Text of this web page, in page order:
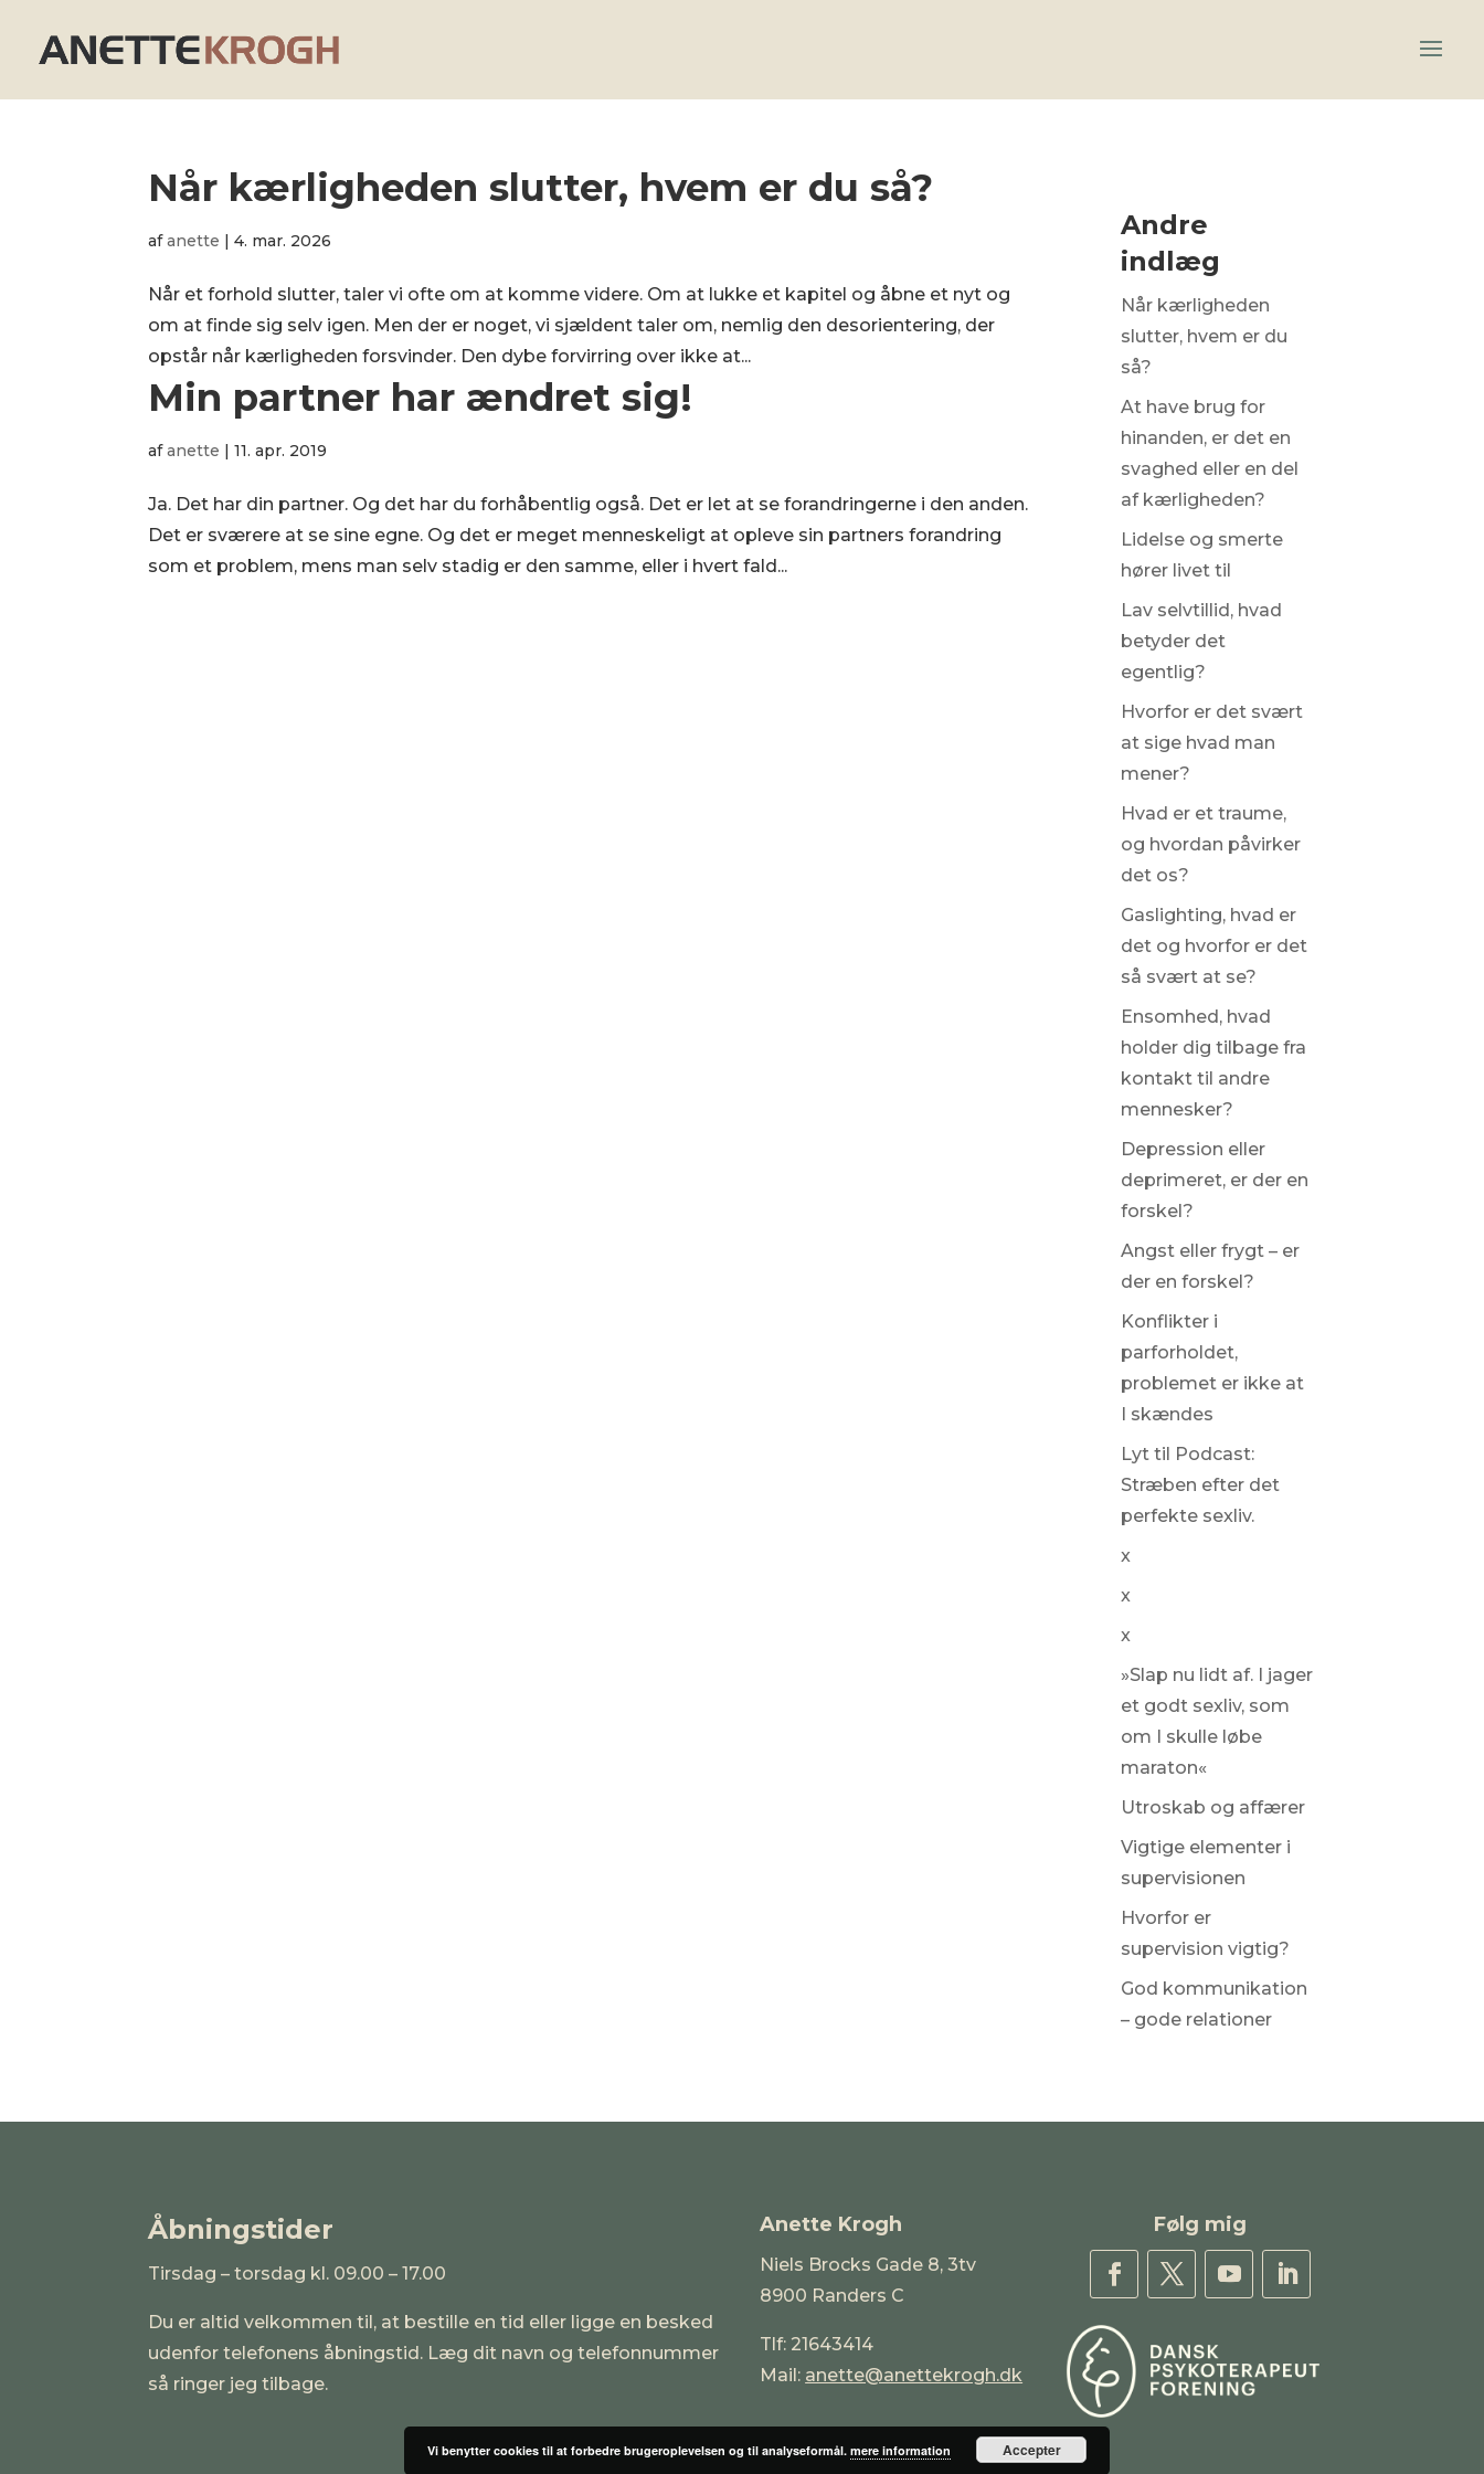
Når kærligheden slutter, hvem er du så?
afanette |4. mar. 2026
Når et forhold slutter, taler vi ofte om at komme videre. Om at lukke et kapitel og åbne et nyt og
om at finde sig selv igen. Men der er noget, vi sjældent taler om, nemlig den desorientering, der
opstår når kærligheden forsvinder. Den dybe forvirring over ikke at...
Min partner har ændret sig!
afanette |11. apr. 2019
Ja. Det har din partner. Og det har du forhåbentlig også. Det er let at se forandringerne i den anden.
Det er sværere at se sine egne. Og det er meget menneskeligt at opleve sin partners forandring
som et problem, mens man selv stadig er den samme, eller i hvert fald...
Andre
indlæg
Når kærligheden
slutter, hvem er du
så?
At have brug for
hinanden, er det en
svaghed eller en del
af kærligheden?
Lidelse og smerte
hører livet til
Lav selvtillid, hvad
betyder det
egentlig?
Hvorfor er det svært
at sige hvad man
mener?
Hvad er et traume,
og hvordan påvirker
det os?
Gaslighting, hvad er
det og hvorfor er det
så svært at se?
Ensomhed, hvad
holder dig tilbage fra
kontakt til andre
mennesker?
Depression eller
deprimeret, er der en
forskel?
Angst eller frygt – er
der en forskel?
Konflikter i
parforholdet,
problemet er ikke at
I skændes
Lyt til Podcast:
Stræben efter det
perfekte sexliv.
x
x
x
»Slap nu lidt af. I jager
et godt sexliv, som
om I skulle løbe
maraton«
Utroskab og affærer
Vigtige elementer i
supervisionen
Hvorfor er
supervision vigtig?
God kommunikation
– gode relationer
Åbningstider
Tirsdag – torsdag kl. 09.00 – 17.00
Du er altid velkommen til, at bestille en tid eller ligge en besked
udenfor telefonens åbningstid. Læg dit navn og telefonnummer
så ringer jeg tilbage.
Anette Krogh
Niels Brocks Gade 8, 3tv
8900 Randers C
Tlf: 21643414
Mail: anette@anettekrogh.dk
Følg mig
Vi benytter cookies til at forbedre brugeroplevelsen og til analyseformål. mere information Accepter